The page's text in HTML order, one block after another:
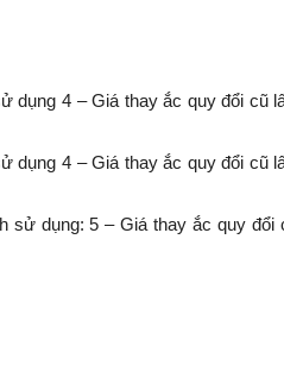
dụng 4 – Giá thay ắc quy đổi cũ
dụng 4 – Giá thay ắc quy đổi cũ
sử dụng: 5 – Giá thay ắc quy đổi